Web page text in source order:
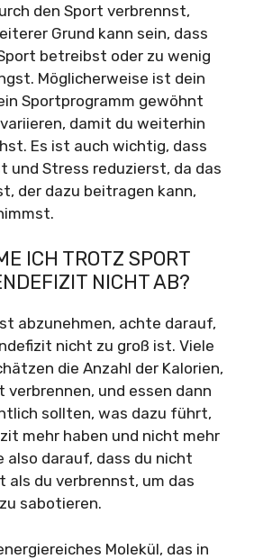
den Sport verbrennst,
Grund kann sein, dass
betreibst oder zu wenig
Möglicherweise ist dein
Sportprogramm gewöhnt
damit du weiterhin
Es ist auch wichtig, dass
und Stress reduzierst, da das
der dazu beitragen kann,
ICH TROTZ SPORT
NICHT AB?
abzunehmen, achte darauf,
nicht zu groß ist. Viele
die Anzahl der Kalorien,
verbrennen, und essen dann
sollten, was dazu führt,
mehr haben und nicht mehr
also darauf, dass du nicht
als du verbrennst, um das
sabotieren.
Molekül, das in